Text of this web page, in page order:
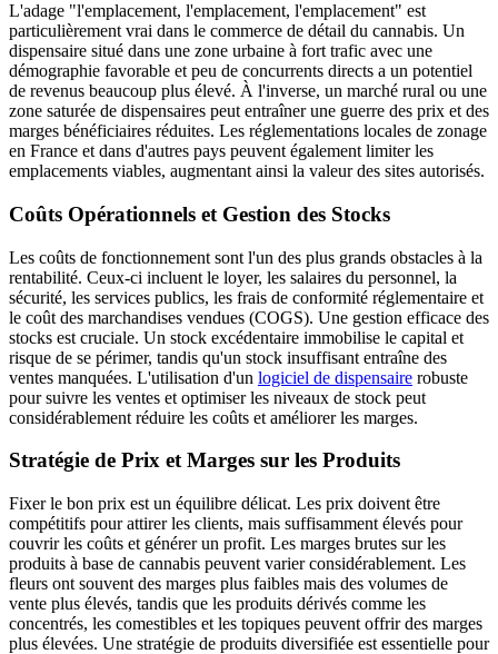
L'adage "l'emplacement, l'emplacement, l'emplacement" est
particulièrement vrai dans le commerce de détail du cannabis. Un
dispensaire situé dans une zone urbaine à fort trafic avec une
démographie favorable et peu de concurrents directs a un potentiel
de revenus beaucoup plus élevé. À l'inverse, un marché rural ou une
zone saturée de dispensaires peut entraîner une guerre des prix et des
marges bénéficiaires réduites. Les réglementations locales de zonage
en France et dans d'autres pays peuvent également limiter les
emplacements viables, augmentant ainsi la valeur des sites autorisés.
Coûts Opérationnels et Gestion des Stocks
Les coûts de fonctionnement sont l'un des plus grands obstacles à la
rentabilité. Ceux-ci incluent le loyer, les salaires du personnel, la
sécurité, les services publics, les frais de conformité réglementaire et
le coût des marchandises vendues (COGS). Une gestion efficace des
stocks est cruciale. Un stock excédentaire immobilise le capital et
risque de se périmer, tandis qu'un stock insuffisant entraîne des
ventes manquées. L'utilisation d'un logiciel de dispensaire robuste
pour suivre les ventes et optimiser les niveaux de stock peut
considérablement réduire les coûts et améliorer les marges.
Stratégie de Prix et Marges sur les Produits
Fixer le bon prix est un équilibre délicat. Les prix doivent être
compétitifs pour attirer les clients, mais suffisamment élevés pour
couvrir les coûts et générer un profit. Les marges brutes sur les
produits à base de cannabis peuvent varier considérablement. Les
fleurs ont souvent des marges plus faibles mais des volumes de
vente plus élevés, tandis que les produits dérivés comme les
concentrés, les comestibles et les topiques peuvent offrir des marges
plus élevées. Une stratégie de produits diversifiée est essentielle pour